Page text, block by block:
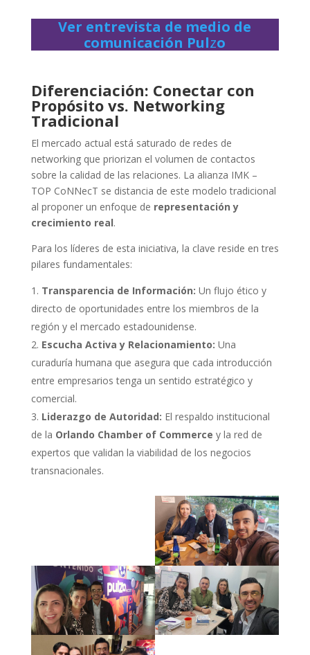
Ver entrevista de medio de
comunicación Pulzo
Diferenciación: Conectar con
Propósito vs. Networking
Tradicional
El mercado actual está saturado de redes de
networking que priorizan el volumen de contactos
sobre la calidad de las relaciones. La alianza IMK –
TOP CoNNecT se distancia de este modelo tradicional
al proponer un enfoque de representación y
crecimiento real.
Para los líderes de esta iniciativa, la clave reside en tres
pilares fundamentales:
Transparencia de Información: Un flujo ético y
directo de oportunidades entre los miembros de la
región y el mercado estadounidense.
Escucha Activa y Relacionamiento: Una
curaduría humana que asegura que cada introducción
entre empresarios tenga un sentido estratégico y
comercial.
Liderazgo de Autoridad: El respaldo institucional
de la Orlando Chamber of Commerce y la red de
expertos que validan la viabilidad de los negocios
transnacionales.